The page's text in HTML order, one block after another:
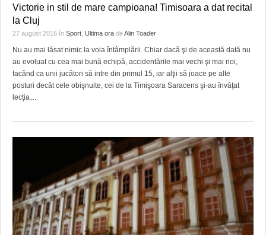
Victorie in stil de mare campioana! Timisoara a dat recital
la Cluj
27 august 2016 în Sport Ultima ora deAlin Toader
Nu au mai lăsat nimic la voia întâmplării. Chiar dacă şi de această dată nu
au evoluat cu cea mai bună echipă, accidentările mai vechi şi mai noi,
facând ca unii jucători să intre din primul 15, iar alţii să joace pe alte
posturi decât cele obişnuite, cei de la Timişoara Saracens şi-au învăţat
lecţia